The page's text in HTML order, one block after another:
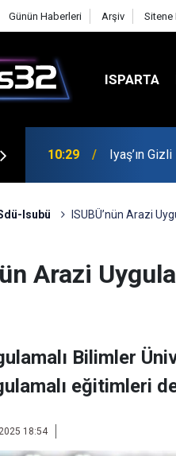
Günün Haberleri Arşiv Sitene
ISPARTA
00:52 Isparta'da
Isubü ISUBÜ’nün Arazi
Arazi
Bilimler
eğitimleri
18:54